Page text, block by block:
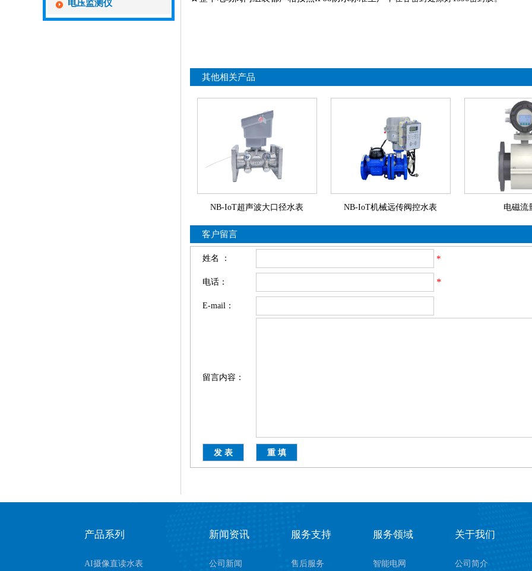
电压监测仪
其他相关产品
NB-IoT超声波大口径水表 NB-IoT机械远传阀控水表 电磁流
客户留言
姓名 ： *
电话： *
E-mail：
留言内容：
产品系列
AI摄像直读水表
新闻资讯
公司新闻
服务支持
售后服务
服务领域
智能电网
关于我们
公司简介